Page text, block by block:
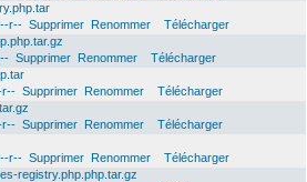
r-- Supprimer Renommer
Télécharger
Supprimer Renommer
Télécharger
r-- Supprimer Renommer
Télécharger
r-- Supprimer Renommer
Télécharger
r-- Supprimer Renommer
Télécharger
registry.php.php.tar.gz